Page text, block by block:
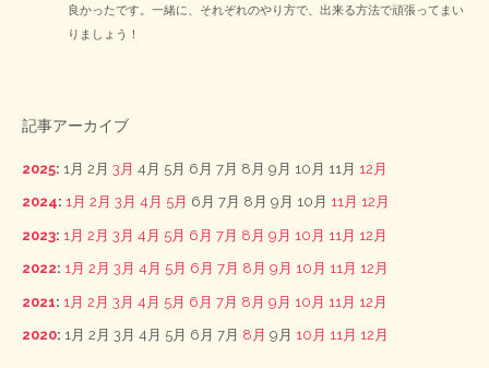
良かったです。一緒に、それぞれのやり方で、出来る方法で頑張ってまい
りましょう！
記事アーカイブ
2025: 1月 2月 3月 4月 5月 6月 7月 8月 9月 10月 11月 12月
2024: 1月 2月 3月 4月 5月 6月 7月 8月 9月 10月 11月 12月
2023: 1月 2月 3月 4月 5月 6月 7月 8月 9月 10月 11月 12月
2022: 1月 2月 3月 4月 5月 6月 7月 8月 9月 10月 11月 12月
2021: 1月 2月 3月 4月 5月 6月 7月 8月 9月 10月 11月 12月
2020: 1月 2月 3月 4月 5月 6月 7月 8月 9月 10月 11月 12月